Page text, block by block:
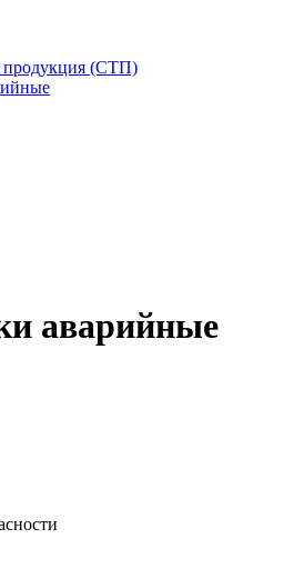
продукция (СТП)
аварийные